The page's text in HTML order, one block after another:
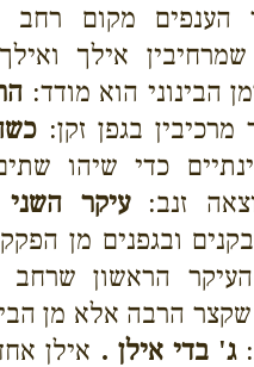
הענפים מקום רחב
אילך
הבינוני הוא מודד:
מרכיבין בגפן זקן:
כדי שיהו
זנב:עיקר
ובגפנים מן
הראשון שרחב
הרבה אלא מן
ג' בדי אילן . אילן